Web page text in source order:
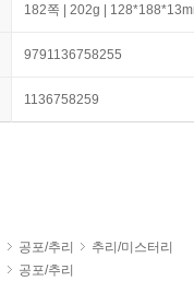
182쪽 | 202g |
9791136758255
1136758259
공포/추리
추리/미스터리
공포/추리